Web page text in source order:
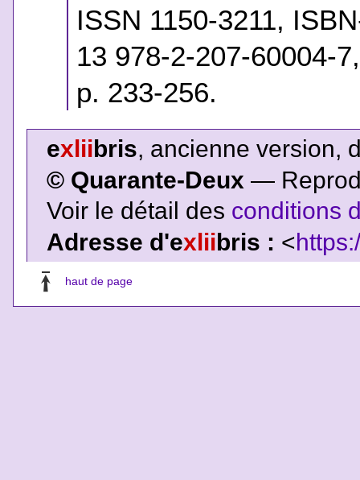
ISSN 1150-3211,
13 978-2-207-60004-7
p. 233-256.
exliibris, ancienne version,
© Quarante-Deux —
Voir le détail des conditions
Adresse d'exlii bris : <
haut de page